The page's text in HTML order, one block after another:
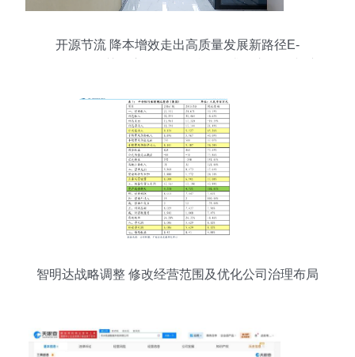
开源节流 降本增效走出高质量发展新路径E-
业经济创新发展面临的旧措施与新议题
智明达战略调整 修改经营范围及优化公司治理布局